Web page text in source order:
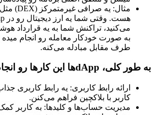
می‌کنید، تراکنش شما به یه قرارداد
به صورت خودکار معامله رو انجام میده
طرف مقابل مبادله می‌کنه.
به طور کلی، dAppها این کارها رو انجام میدن
ارائه رابط کاربری: یه رابط کاربری
کاربر با بلاکچین فراهم می‌کنن.
مدیریت حساب‌ها و کلیدها: به کاربر